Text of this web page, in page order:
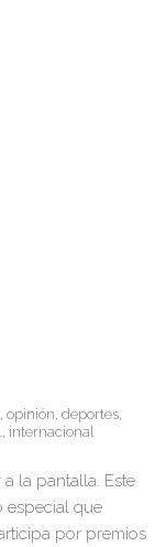
opinión, deportes,
internacional